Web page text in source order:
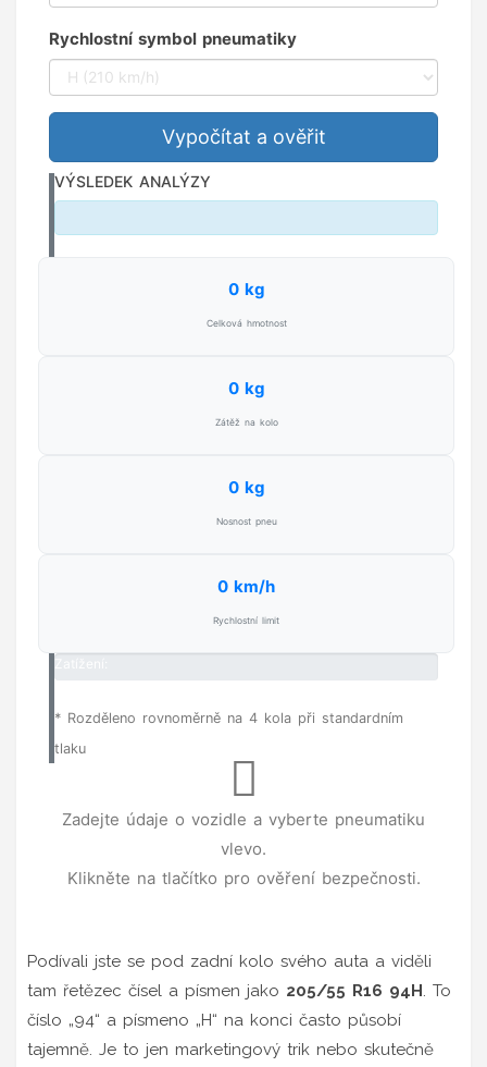
Rychlostní symbol pneumatiky
Vypočítat a ověřit
VÝSLEDEK ANALÝZY
0 kg
Celková hmotnost
0 kg
Zátěž na kolo
0 kg
Nosnost pneu
0 km/h
Rychlostní limit
* Rozděleno rovnoměrně na 4 kola při standardním
tlaku
Zadejte údaje o vozidle a vyberte pneumatiku
vlevo.
Klikněte na tlačítko pro ověření bezpečnosti.
Podívali jste se pod zadní kolo svého auta a viděli
tam řetězec čísel a písmen jako 205/55 R16 94H. To
číslo „94“ a písmeno „H“ na konci často působí
tajemně. Je to jen marketingový trik nebo skutečně